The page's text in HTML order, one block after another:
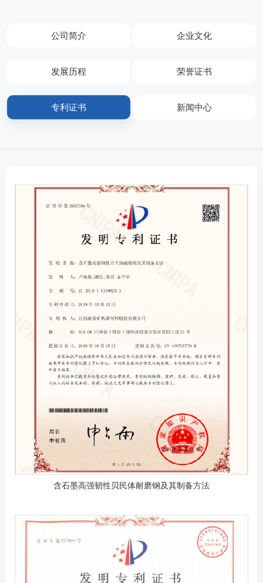
公司简介 企业文化
发展历程 荣誉证书
专利证书 新闻中心
含石墨高强韧性贝民体耐磨钢及其制备方法